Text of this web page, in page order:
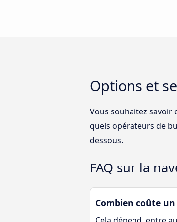
Options et
Vous souhaitez savoir
quels opérateurs de
dessous.
FAQ sur la
Combien coûte